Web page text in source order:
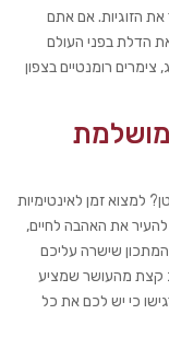
את הזוגיות. אם אתם
הדלת בפני העולם
רומנטיים בצפון
למצוא זמן לאינטימיות
להעיר את האהבה לחיים,
המתכון שישרה עליכם
קצת מהעושר שמציע
כי יש לכם את כל